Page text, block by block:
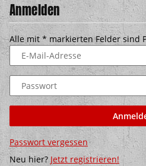
Anmelden
Alle mit * markierten Felder sind
E-Mail-Adresse
Passwort
Passwort vergessen
Neu hier? Jetzt registrieren!